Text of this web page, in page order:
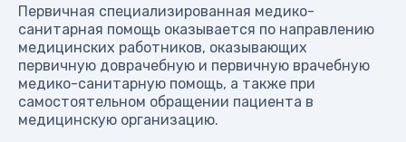
Первичная специализированная медико-
санитарная помощь оказывается по направлению
медицинских работников, оказывающих
первичную доврачебную и первичную врачебную
медико-санитарную помощь, а также при
самостоятельном обращении пациента в
медицинскую организацию.